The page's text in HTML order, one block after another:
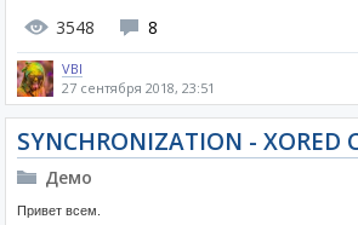
3548 8
VBI
27 сентября 2018, 23:51
SYNCHRONIZATION - XORED
Демо
Привет всем.